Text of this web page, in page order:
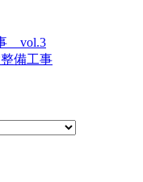
vol.3
備工事